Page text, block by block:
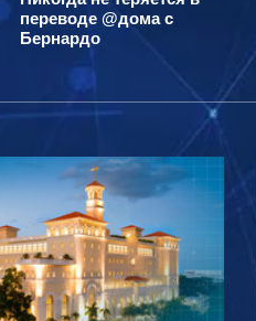
переводе @дома с
Бернардо